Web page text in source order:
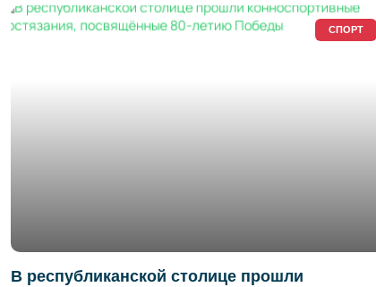
СПОРТ
В республиканской столице прошли